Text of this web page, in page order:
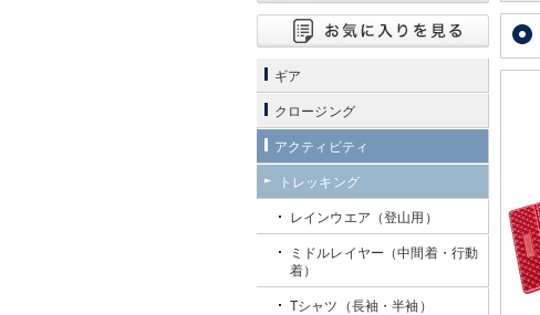
ギア
クロージング
アクティビティ
トレッキング
レインウエア（登山用）
ミドルレイヤー（中間着・行動
着）
Tシャツ（長袖・半袖）